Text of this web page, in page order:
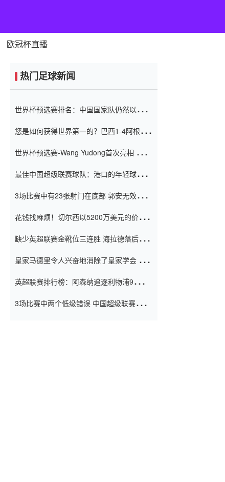
欧冠杯直播
热门足球新闻
世界杯预选赛排名：中国国家队仍然以6分
您是如何获得世界第一的？巴西1-4阿根
世界杯预选赛-Wang Yudong首次亮相 中国
最佳中国超级联赛球队：港口的年轻球员在
（Taishan）
3场比赛中有23张射门在底部 郭安无效传球
花钱找麻烦！切尔西以5200万美元的价格
窗口
缺少英超联赛金靴位三连胜 海拉德落后6球
皇家马德里令人兴奋地消除了皇家学会 安
英超联赛排行榜：阿森纳追逐利物浦9分 曼
3场比赛中两个低级错误 中国超级联赛的前